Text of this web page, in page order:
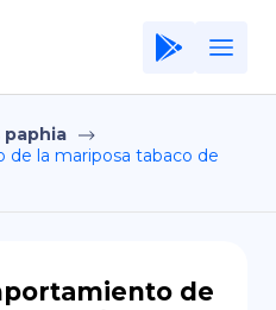
Policy
paphia
de la mariposa tabaco de
de